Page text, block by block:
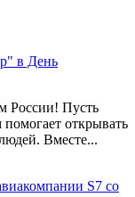
в День
России! Пусть
открывать
Вместе...
S7 со